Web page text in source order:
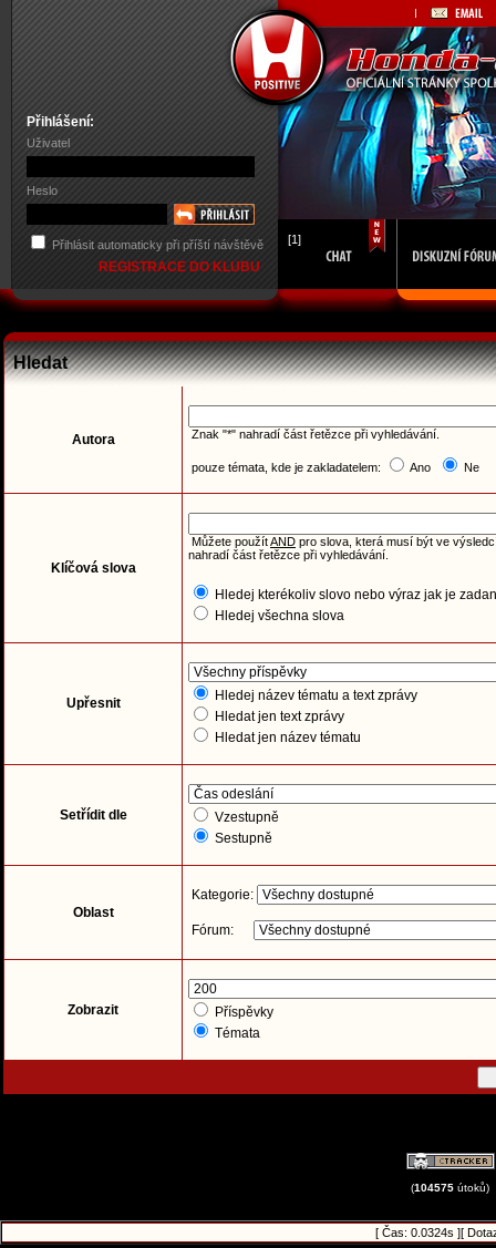
Přihlášení:
Uživatel
Heslo
Přihlásit automaticky při příští návštěvě
REGISTRACE DO KLUBU
[1]
Hledat
Autora Znak "*" nahradí část řetězce při vyhledávání.
pouze témata, kde je zakladatelem: Ano Ne
Klíčová slova
Můžete použítAND pro slova, která musí být ve
nahradí část řetězce při vyhledávání.
Hledej kterékoliv slovo nebo výraz jak je
Hledej všechna slova
Upřesnit
Hledej název tématu a text zprávy
Hledat jen text zprávy
Hledat jen název tématu
Setřídit dle
Vzestupně
Sestupně
Oblast
Kategorie:
Fórum:
Zobrazit
Příspěvky
Témata
(104575 útoků)
[ Čas: 0.0324s ][